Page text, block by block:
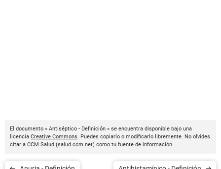
El documento « Antiséptico - Definición » se encuentra disponible bajo una
licencia Creative Commons. Puedes copiarlo o modificarlo libremente. No olvides
citar a CCM Salud (salud.ccm.net) como tu fuente de información.